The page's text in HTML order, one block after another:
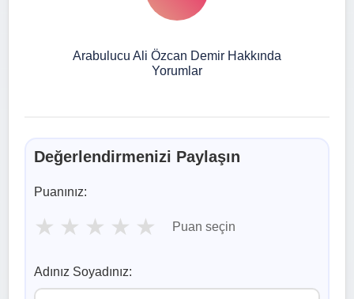
Arabulucu Ali Özcan Demir Hakkında
Yorumlar
Değerlendirmenizi Paylaşın
Puanınız:
★ ★ ★ ★ ★ Puan seçin
Adınız Soyadınız: